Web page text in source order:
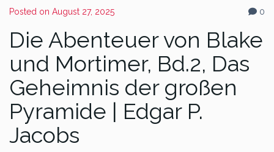
Posted on August 27, 2025 0
Die Abenteuer von Blake
und Mortimer, Bd.2, Das
Geheimnis der großen
Pyramide | Edgar P.
Jacobs